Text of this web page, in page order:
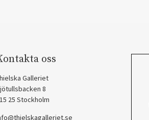
oss
Galleriet
8
25 Stockholm